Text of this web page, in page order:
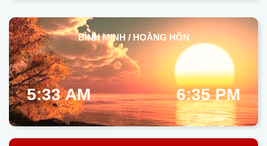
BÌNH MINH / HOÀNG HÔN
5:33 AM 6:35 PM